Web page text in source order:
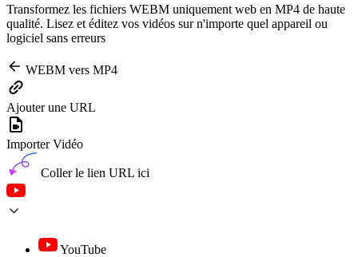
Transformez les fichiers WEBM uniquement web en MP4 de haute
qualité. Lisez et éditez vos vidéos sur n'importe quel appareil ou
logiciel sans erreurs
WEBM vers MP4
Ajouter une URL
Importer Vidéo
Coller le lien URL ici
YouTube